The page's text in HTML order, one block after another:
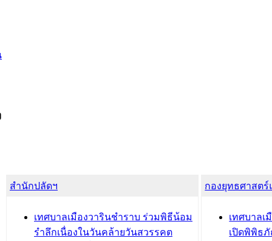
สำนักปลัดฯ
เทศบาลเมืองวารินชำราบ ร่วมพิธีน้อม
รำลึกเนื่องในวันคล้ายวันสวรรคต
กองยุทธศาสต
เทศบาลเ
เปิดพิพิธภั